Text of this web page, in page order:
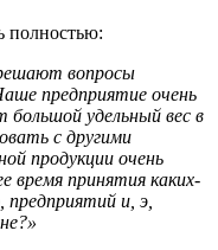
полностью:
вопросы
предприятие очень
большой удельный вес в
с другими
продукции очень
время принятия каких-
предприятий и, э,